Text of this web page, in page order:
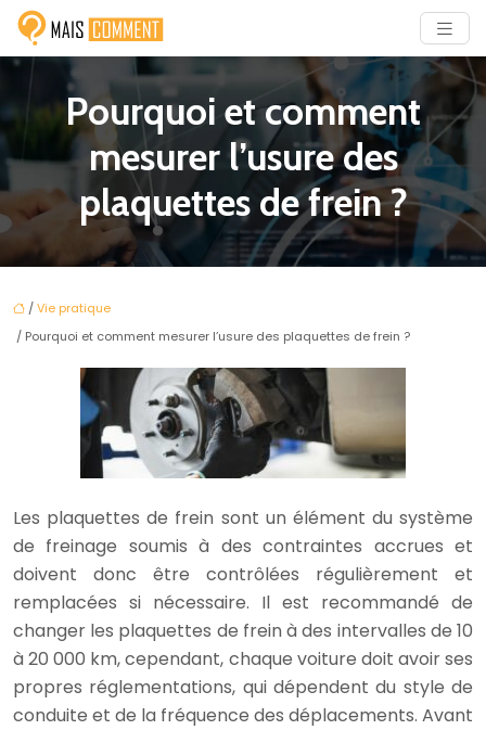
Pourquoi et comment
mesurer l’usure des
plaquettes de frein ?
/Vie pratique
/ Pourquoi et comment mesurer l’usure des plaquettes de frein ?
Les plaquettes de frein sont un élément du système
de freinage soumis à des contraintes accrues et
doivent donc être contrôlées régulièrement et
remplacées si nécessaire. Il est recommandé de
changer les plaquettes de frein à des intervalles de 10
à 20 000 km, cependant, chaque voiture doit avoir ses
propres réglementations, qui dépendent du style de
conduite et de la fréquence des déplacements. Avant